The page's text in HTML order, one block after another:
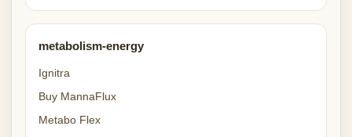
metabolism-energy
Ignitra
Buy MannaFlux
Metabo Flex